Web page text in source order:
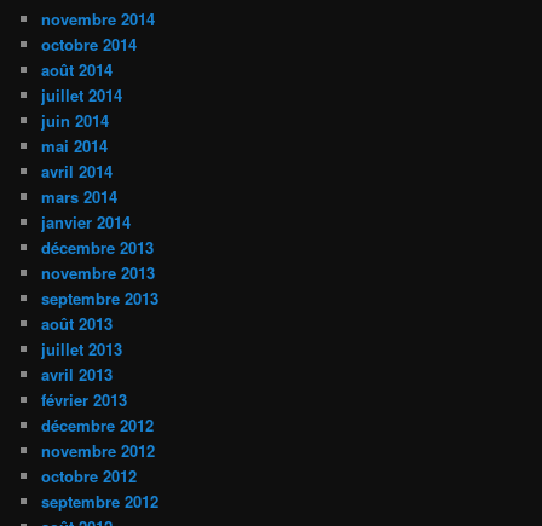
novembre 2014
octobre 2014
août 2014
juillet 2014
juin 2014
mai 2014
avril 2014
mars 2014
janvier 2014
décembre 2013
novembre 2013
septembre 2013
août 2013
juillet 2013
avril 2013
février 2013
décembre 2012
novembre 2012
octobre 2012
septembre 2012